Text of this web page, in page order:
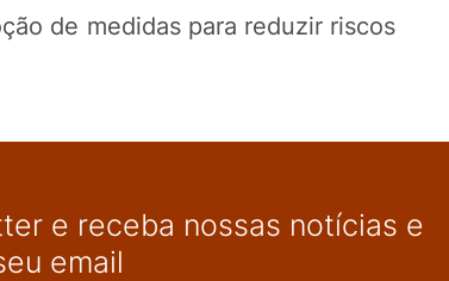
de medidas para reduzir riscos
e receba nossas notícias e
email